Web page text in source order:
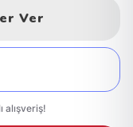
Ver